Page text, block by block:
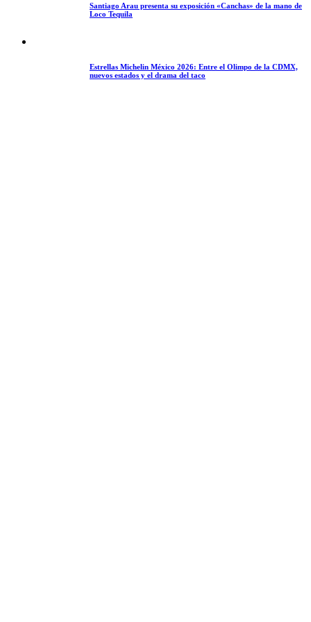
Santiago Arau presenta su exposición «Canchas» de la mano de
Loco Tequila
Estrellas Michelin México 2026: Entre el Olimpo de la CDMX,
nuevos estados y el drama del taco